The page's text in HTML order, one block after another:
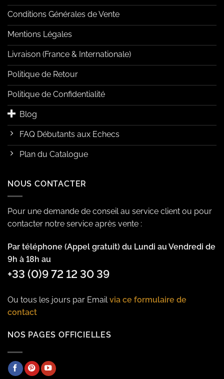
Conditions Générales de Vente
Mentions Légales
Livraison (France & Internationale)
Politique de Retour
Politique de Confidentialité
Blog
FAQ Débutants aux Echecs
Plan du Catalogue
NOUS CONTACTER
Pour une demande de conseil au service client ou pour
contacter notre service après vente :
Par téléphone (Appel gratuit) du Lundi au Vendredi de
9h à 18h au
+33 (0)9 72 12 30 39
Ou tous les jours par Email via ce formulaire de
contact
NOS PAGES OFFICIELLES